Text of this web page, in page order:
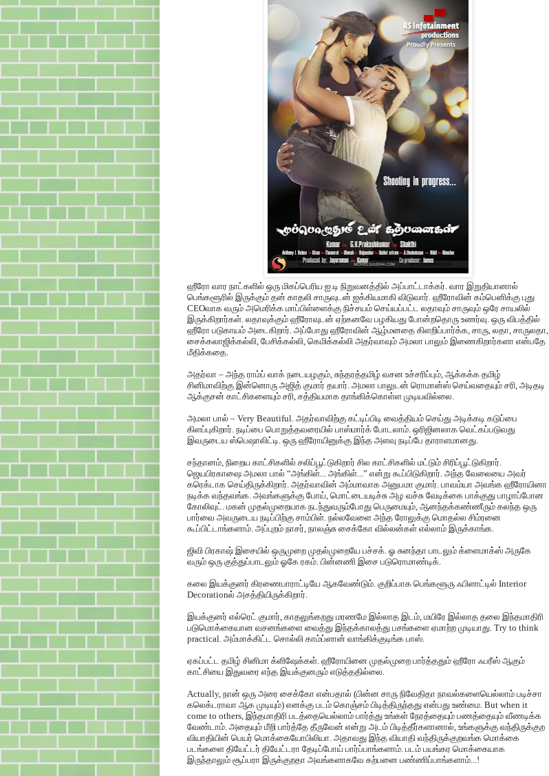
ஹீரோ வார நாட்களில் ஒரு மிகப்பெரிய ஐ.டி நிறுவனத்தில் அப்பாட்டாக்கர். வார இறுதியானால்
பெங்களூரில் இருக்கும் தன் காதலி சாருவுடன் ஐக்கியமாகி விடுவார். ஹீரோவின் கம்பெனிக்கு புது
CEOவாக வரும் அமெரிக்க மாப்பிள்ளைக்கு நிச்சயம் செய்யப்பட்ட லதாவும் சாருவும் ஒரே சாயலில்
இருக்கிறார்கள். லதாவுக்கும் ஹீரோவுடன் ஏற்கனவே பழகியது போன்றதொரு உணர்வு. ஒரு விபத்தில்
ஹீரோ படுகாயம் அடைகிறார். அப்போது ஹீரோவின் ஆழ்மனதை கிளறிப்பார்க்க, சாரு, லதா, சாருலதா,
சைக்கலாஜிக்கல்லி, பேசிக்கல்லி, கெமிக்கல்லி அதர்வாவும் அமலா பாலும் இணைகிறார்களா என்பதே
மீதிக்கதை.
அதர்வா – அந்த ராம்ப் வாக் நடையழகும், சுந்தரத்தமிழ் வசன உச்சரிப்பும், ஆக்கக்க தமிழ்
சினிமாவிற்கு இன்னொரு அஜித் குமார் தயார். அமலா பாலுடன் ரொமான்ஸ் செய்வதையும் சரி, அடிதடி
ஆக்குசன் காட்சிகளையும் சரி, சத்தியமாக தாங்கிக்கொள்ள முடியவில்லை.
அமலா பால் – Very Beautiful. அதர்வாவிற்கு கட்டிப்பிடி வைத்தியம் செய்து அடிக்கடி கடுப்பை
கிளப்புகிறார். நடிப்பை பொறுத்தவரையில் பாஸ்மார்க் போடலாம். ஒரிஜினலாக வெட்கப்படுவது
இவருடைய ஸ்பெஷாலிட்டி. ஒரு ஹீரோயினுக்கு இந்த அளவு நடிப்பே தாராளமானது.
சந்தானம், நிறைய காட்சிகளில் சலிப்பூட்டுகிறார் சில காட்சிகளில் மட்டும் சிரிப்பூட்டுகிறார்.
ஜெயபிரகாஷை அமலா பால் “அங்கிள்... அங்கிள்...” என்று கூப்பிடுகிறார். அந்த வேலையை அவர்
கரெக்டாக செய்திருக்கிறார். அதர்வாவின் அம்மாவாக அனுபமா குமார். பாவம்யா அவங்க ஹீரோயினா
நடிக்க வந்தவங்க. அவங்களுக்கு போய், மொட்டையடிச்சு அழ வச்சு வேடிக்கை பாக்குது பாழாப்போன
கோலிவுட். மகன் முதல்முறையாக நடந்துவரும்போது பெருமையும், ஆனந்தக்கண்ணீரும் கலந்த ஒரு
பார்வை அவருடைய நடிப்பிற்கு சாம்பிள். நல்லவேளை அந்த ரோலுக்கு மொதல்ல சிம்ரனை
கூப்பிட்டாங்களாம். அப்புறம் நாசர், நாலஞ்சு சைக்கோ வில்லன்கள் எல்லாம் இருக்காங்க.
ஜிவி பிரகாஷ் இசையில் ஒருமுறை முதல்முறையே பச்சக். ஓ சுனந்தா பாடலும் க்ளைமாக்ஸ் அருகே
வரும் ஒரு குத்துப்பாடலும் ஓகே ரகம். பின்னணி இசை படுரொமாண்டிக்.
கலை இயக்குனர் கிரணைபாராட்டியே ஆகவேண்டும். குறிப்பாக பெங்களூரு ஃபிளாட்டில் Interior
Decorationல் அசத்தியிருக்கிறார்.
இயக்குனர் எல்ரெட் குமார், காதலுங்கறது மரணமே இல்லாத இடம், மயிரே இல்லாத தலை இந்தமாதிரி
படுமொக்கையான வசனங்களை வைத்து இந்தக்காலத்து பசங்களை ஏமாற்ற முடியாது. Try to think
practical. அம்மாக்கிட்ட சொல்லி காம்ப்ளான் வாங்கிக்குடிங்க பாஸ்.
ஏகப்பட்ட தமிழ் சினிமா க்ளிஷேக்கள். ஹீரோயினை முதல்முறை பார்த்ததும் ஹீரோ ஃபரீஸ் ஆகும்
காட்சியை இதுவரை எந்த இயக்குனரும் எடுத்ததில்லை.
Actually, நான் ஒரு அரை சைக்கோ என்பதால் (பின்ன சாரு நிவேதிதா நாவல்களையெல்லாம் படிச்சா
கலெக்டராவா ஆக முடியும்) எனக்கு படம் கொஞ்சம் பிடித்திருந்தது என்பது உண்மை. But when it
come to others, இந்தமாதிரி படத்தையெல்லாம் பார்த்து உங்கள் நேரத்தையும் பணத்தையும் வீணடிக்க
வேண்டாம். அதையும் மீறி பார்த்தே தீருவேன் என்று அடம் பிடித்தீர்களானால், உங்களுக்கு வந்திருக்குற
வியாதியின் பெயர் மொக்கையோபிலியா. அதாவது இந்த வியாதி வந்திருக்குறவங்க மொக்கை
படங்களை தியேட்டர் தியேட்டரா தேடிப்போய் பார்ப்பாங்களாம். படம் பயங்கர மொக்கையாக
இருந்தாலும் சூப்பரா இருக்குறதா அவங்களாகவே கற்பனை பண்ணிப்பாங்களாம்...!